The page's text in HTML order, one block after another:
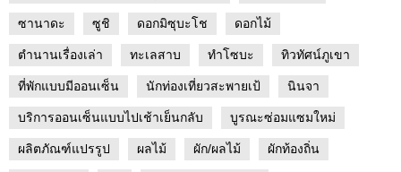
ซานาดะ ซูชิ ดอกมิซุบะโช ดอกไม้
ตำนานเรื่องเล่า ทะเลสาบ ทำโซบะ ทิวทัศน์ภูเขา
ที่พักแบบมีออนเซ็น นักท่องเที่ยวสะพายเป้ นินจา
บริการออนเซ็นแบบไปเช้าเย็นกลับ บูรณะซ่อมแซมใหม่
ผลิตภัณฑ์แปรรูป ผลไม้ ผัก/ผลไม้ ผักท้องถิ่น